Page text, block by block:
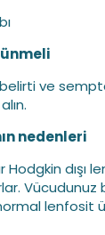
ve
nedenleri
dışı
Vücudunuz
lenfosit